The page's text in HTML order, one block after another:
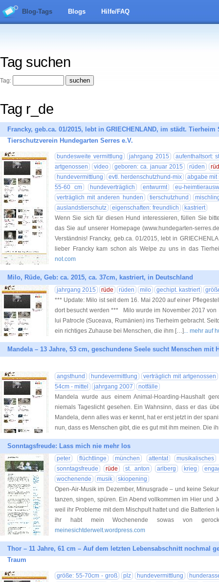
Blog-Tags Blogs Hilfe/FAQ
Tag suchen
Tag:
Tag r_de
Francky, geb.ca. 01/2015, lebt in GRIECHENLAND, im städt.
Tierschutzverein Hundegarten Serres e.V.
bundesweite vermittlung jahrgang 2015
aufenthaltsort:
artgenossen
video geboren: ca. januar 2015 rüden
hundevermittlung
evtl. herdenschutzhund-mix
abgabe mit
55-60 cm
hundeverträglich entwurmt
eu-
verträglich mit anderen hunden
tierschutzhund
auslandstierschutz
eigenschaften: freundlich
kastriert
Wenn Sie sich für diesen Hund interessieren, füllen Sie
das Sie auf unserer Homepage (www.hundegarten-
Verständnis! Francky, geb.ca. 01/2015, lebt in
lieber Francky kam schon als Welpe zu uns in das
not.com
Milo, Rüde, Geb: ca. 2015, ca. 37cm, kastriert, in Deutschland
jahrgang 2015 rüde rüden milo gechipt. kastriert
*** Update: Milo ist seit dem 16. Mai 2020 auf einer
dort besucht werden *** Milo wurde im November 2017 von
lui Patrocle (Suceava, Rumänien) ins Tierheim gebracht.
ein richtiges Zuhause bei Menschen, die ihm […]... mehr auf
Mandela – 13 Jahre, 53 cm, geschundene Seele sucht Menschen mit
angsthund hundevermittlung
verträglich mit artgenossen
54cm - mittel
jahrgang 2007
notfälle
Mandela wurde aus einem Animal-Hoarding-Haushalt
niemals Tageslicht gesehen. Ein Wahnsinn, dass er das
Mandela, denn alles was er kennt, hat er erst jetzt in der
nun, dass es Menschen gibt, die es gut mit ihm meinen. Die
Sonntagsfreude: Lass mich nie mehr los
peter flüchtlinge münchen attentat
musikalisches
sonntagsfreude
rüde st. anton arlberg krieg
wochenende
musik
skiopening
Open-Air-Musik im Dezember, Minusgrade – und keine
tanzen, singen, spüren. Ein Abend vollkommen im Hier und
weil ihr Probleme mit dem Mischpult hattet und die Batterien
ihr habt mein Wochenende sowas von
meinesichtderwelt.wordpress.com
Thor – 11 Jahre, 61 cm – Auf dem letzten Lebensabschnitt nochmal
Traum
größe: 55-70cm - groß plz hundevermittlung